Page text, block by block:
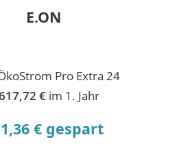
E.ON
Pro Extra 24
€ im 1. Jahr
€ gespart